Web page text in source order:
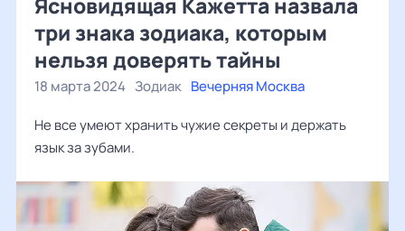
три знака зодиака, которым
нельзя доверять тайны
18 марта 2024 Зодиак Вечерняя Москва
Не все умеют хранить чужие секреты и держать
язык за зубами.